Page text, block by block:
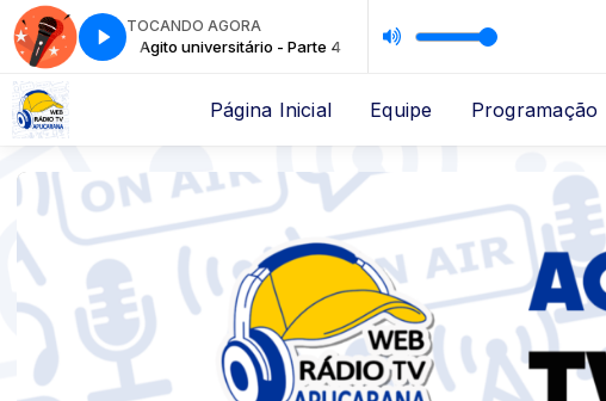
TOCANDO AGORA
Parte 4 Agito universitário - Parte 4
Página Inicial Equipe Programação